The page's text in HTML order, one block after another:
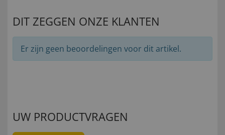
DIT ZEGGEN ONZE KLANTEN
Er zijn geen beoordelingen voor dit artikel.
UW PRODUCTVRAGEN